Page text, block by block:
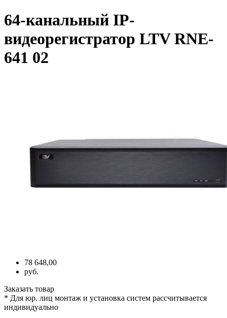
64-канальный IP-
видеорегистратор LTV RNE-
641 02
78 648,00
руб.
Заказать товар
* Для юр. лиц монтаж и установка систем рассчитывается
индивидуально